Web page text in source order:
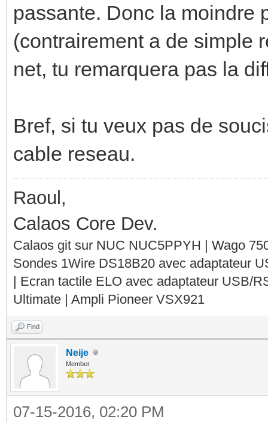
passante. Donc la moindre
(contrairement a de simple
net, tu remarquera pas la
Bref, si tu veux pas de
cable reseau.
Raoul,
Calaos Core Dev.
Calaos git sur NUC NUC5PPYH | Wago
Sondes 1Wire DS18B20 avec adaptateur
| Ecran tactile ELO avec adaptateur USB/
Ultimate | Ampli Pioneer VSX921
Find
Neije
Member
07-15-2016, 02:20 PM